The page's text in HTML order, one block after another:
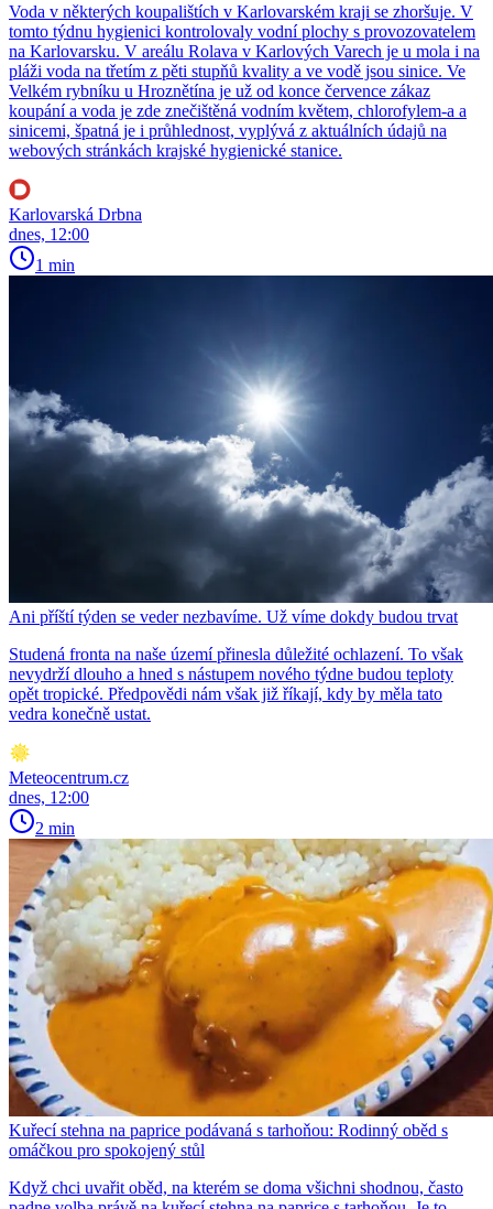
Voda v některých koupalištích v Karlovarském kraji se zhoršuje. V
tomto týdnu hygienici kontrolovaly vodní plochy s provozovatelem
na Karlovarsku. V areálu Rolava v Karlových Varech je u mola i na
pláži voda na třetím z pěti stupňů kvality a ve vodě jsou sinice. Ve
Velkém rybníku u Hroznětína je už od konce července zákaz
koupání a voda je zde znečištěná vodním květem, chlorofylem-a a
sinicemi, špatná je i průhlednost, vyplývá z aktuálních údajů na
webových stránkách krajské hygienické stanice.
Karlovarská Drbna
dnes, 12:00
1 min
Ani příští týden se veder nezbavíme. Už víme dokdy budou trvat
Studená fronta na naše území přinesla důležité ochlazení. To však
nevydrží dlouho a hned s nástupem nového týdne budou teploty
opět tropické. Předpovědi nám však již říkají, kdy by měla tato
vedra konečně ustat.
Meteocentrum.cz
dnes, 12:00
2 min
Kuřecí stehna na paprice podávaná s tarhoňou: Rodinný oběd s
omáčkou pro spokojený stůl
Když chci uvařit oběd, na kterém se doma všichni shodnou, často